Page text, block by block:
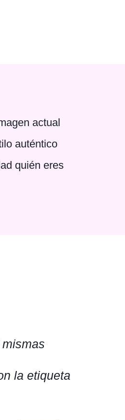
actual
auténtico
quién eres
la etiqueta